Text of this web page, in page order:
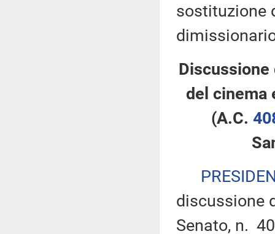
sostituzione
del cinema
(A.C.
discussione
Senato, n.